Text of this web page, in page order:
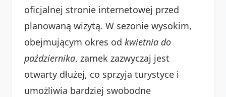
oficjalnej stronie internetowej przed
planowaną wizytą. W sezonie wysokim,
obejmującym okres od kwietnia do
października, zamek zazwyczaj jest
otwarty dłużej, co sprzyja turystyce i
umożliwia bardziej swobodne